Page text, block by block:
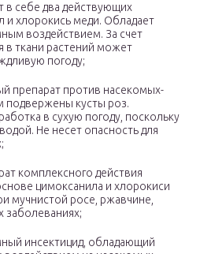
в себе два действующих
и хлорокись меди. Обладает
воздействием. За счет
в ткани растений может
погоду;
препарат против насекомых-
подвержены кусты роз.
в сухую погоду, поскольку
Не несет опасность для
комплексного действия
цимоксанила и хлорокиси
мучнистой росе, ржавчине,
заболеваниях;
инсектицид, обладающий